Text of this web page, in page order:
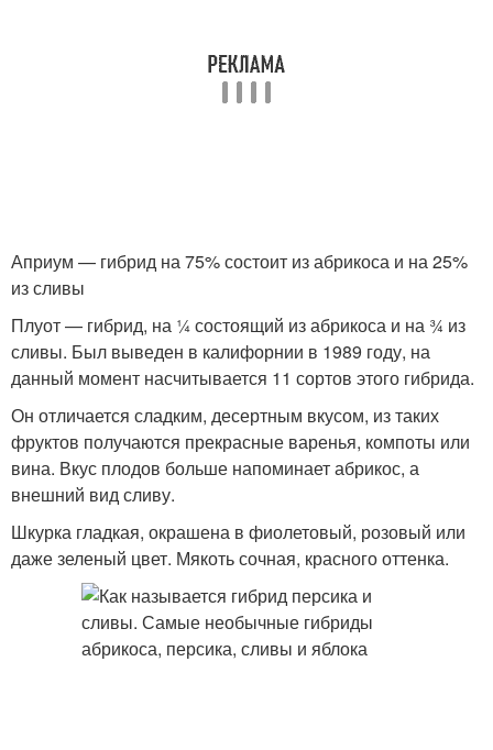
Априум — гибрид на 75% состоит из абрикоса и на 25%
из сливы
Плуот — гибрид, на ¼ состоящий из абрикоса и на ¾ из
сливы. Был выведен в калифорнии в 1989 году, на
данный момент насчитывается 11 сортов этого гибрида.
Он отличается сладким, десертным вкусом, из таких
фруктов получаются прекрасные варенья, компоты или
вина. Вкус плодов больше напоминает абрикос, а
внешний вид сливу.
Шкурка гладкая, окрашена в фиолетовый, розовый или
даже зеленый цвет. Мякоть сочная, красного оттенка.